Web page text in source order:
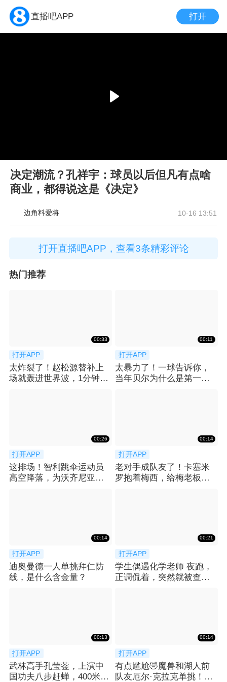
直播吧APP 打开
决定潮流？孔祥宇：球员以后但凡有点啥
商业，都得说这是《决定》
边角料爱将 10-16 13:51
打开直播吧APP，查看3条精彩评论
热门推荐
00:33
打开APP
太炸裂了！赵松源替补上
场就轰进世界波，1分钟2
00:11
打开APP
太暴力了！一球告诉你，
当年贝尔为什么是第一个
00:26
打开APP
这排场！智利跳伞运动员
高空降落，为沃齐尼亚送
00:14
打开APP
老对手成队友了！卡塞米
罗抱着梅西，给梅老板整
00:14
打开APP
迪奥曼德一人单挑拜仁防
线，是什么含金量？
00:21
打开APP
学生偶遇化学老师 夜跑，
正调侃着，突然就被查功
00:13
打开APP
武林高手孔莹蓥，上演中
国功夫八步赶蝉，400米栏
00:14
打开APP
有点尴尬🤣魔兽和湖人前
队友厄尔·克拉克单挑！吃